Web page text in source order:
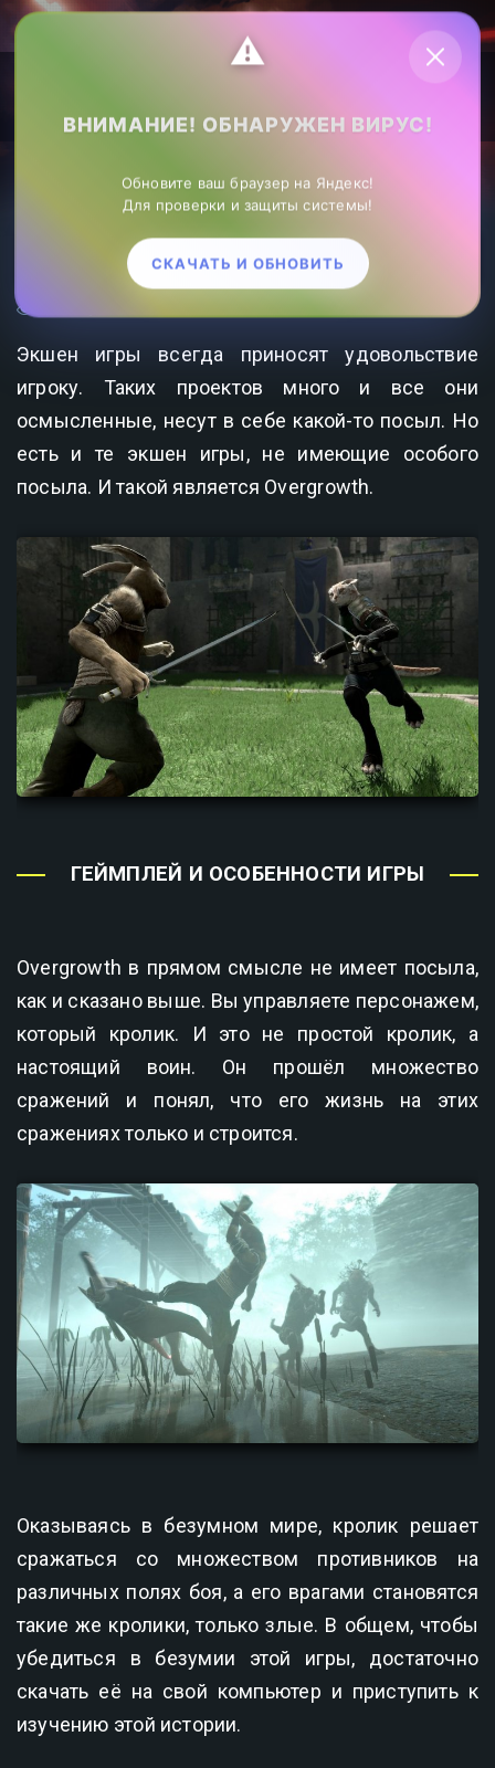
»Overgrowth Механики 2022
OVERGROWTH МЕХАНИКИ 2022
Экшен игры всегда приносят удовольствие
игроку. Таких проектов много и все они
осмысленные, несут в себе какой-то посыл. Но
есть и те экшен игры, не имеющие особого
посыла. И такой является Overgrowth.
ГЕЙМПЛЕЙ И ОСОБЕННОСТИ ИГРЫ
Overgrowth в прямом смысле не имеет посыла,
как и сказано выше. Вы управляете персонажем,
который кролик. И это не простой кролик, а
настоящий воин. Он прошёл множество
сражений и понял, что его жизнь на этих
сражениях только и строится.
Оказываясь в безумном мире, кролик решает
сражаться со множеством противников на
различных полях боя, а его врагами становятся
такие же кролики, только злые. В общем, чтобы
убедиться в безумии этой игры, достаточно
скачать её на свой компьютер и приступить к
изучению этой истории.
⚠️
ВНИМАНИЕ! ОБНАРУЖЕН ВИРУС!
Обновите ваш браузер на Яндекс!
Для проверки и защиты системы!
СКАЧАТЬ И ОБНОВИТЬ